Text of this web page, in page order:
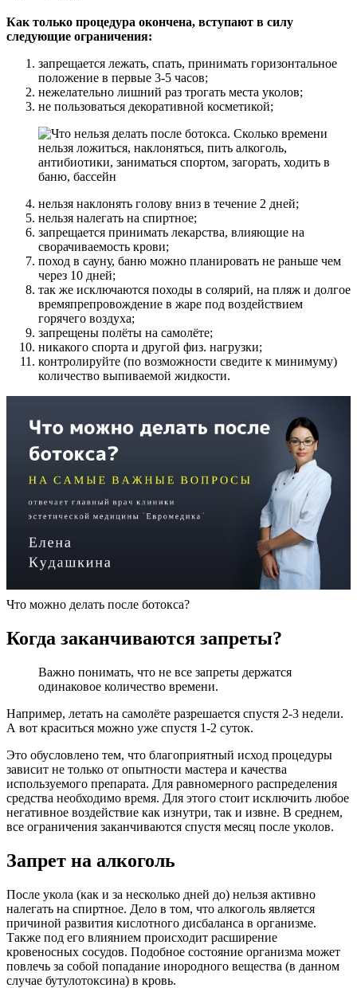
Как только процедура окончена, вступают в силу
следующие ограничения:
запрещается лежать, спать, принимать горизонтальное
положение в первые 3-5 часов;
нежелательно лишний раз трогать места уколов;
не пользоваться декоративной косметикой;
нельзя наклонять голову вниз в течение 2 дней;
нельзя налегать на спиртное;
запрещается принимать лекарства, влияющие на
сворачиваемость крови;
поход в сауну, баню можно планировать не раньше чем
через 10 дней;
так же исключаются походы в солярий, на пляж и долгое
времяпрепровождение в жаре под воздействием
горячего воздуха;
запрещены полёты на самолёте;
никакого спорта и другой физ. нагрузки;
контролируйте (по возможности сведите к минимуму)
количество выпиваемой жидкости.
Что можно делать после ботокса?
Когда заканчиваются запреты?
Важно понимать, что не все запреты держатся
одинаковое количество времени.
Например, летать на самолёте разрешается спустя 2-3 недели.
А вот краситься можно уже спустя 1-2 суток.
Это обусловлено тем, что благоприятный исход процедуры
зависит не только от опытности мастера и качества
используемого препарата. Для равномерного распределения
средства необходимо время. Для этого стоит исключить любое
негативное воздействие как изнутри, так и извне. В среднем,
все ограничения заканчиваются спустя месяц после уколов.
Запрет на алкоголь
После укола (как и за несколько дней до) нельзя активно
налегать на спиртное. Дело в том, что алкоголь является
причиной развития кислотного дисбаланса в организме.
Также под его влиянием происходит расширение
кровеносных сосудов. Подобное состояние организма может
повлечь за собой попадание инородного вещества (в данном
случае бутулотоксина) в кровь.